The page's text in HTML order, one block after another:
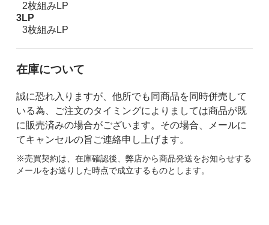
2枚組みLP
3LP
3枚組みLP
在庫について
誠に恐れ入りますが、他所でも同商品を同時併売して
いる為、ご注文のタイミングによりましては商品が既
に販売済みの場合がございます。その場合、メールに
てキャンセルの旨ご連絡申し上げます。
※売買契約は、在庫確認後、弊店から商品発送をお知らせする
メールをお送りした時点で成立するものとします。